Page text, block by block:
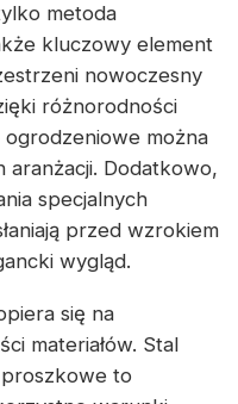
metoda
kluczowy element
nowoczesny
różnorodności
można
aranżacji. Dodatkowo,
specjalnych
przed wzrokiem
wygląd.
się na
materiałów. Stal
to